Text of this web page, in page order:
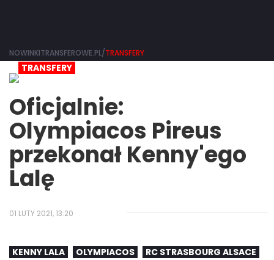
NOWINKITRANSFEROWE.PL/TRANSFERY
TRANSFERY
Oficjalnie:
Olympiacos Pireus
przekonał Kenny'ego
Lalę
01 LUTY 2021, 13:20
KENNY LALA OLYMPIACOS
RC STRASBOURG ALSACE